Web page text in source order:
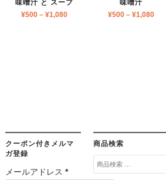
味噌汁 と スープ
¥500– ¥1,080
味噌汁
¥500 –¥1,080
クーポン付きメルマ
ガ登録
メールアドレス *
商品検索
検
索